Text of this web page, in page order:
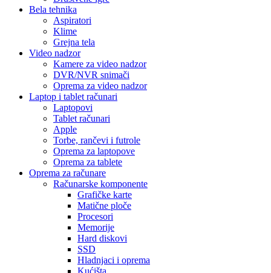
Bela tehnika
Aspiratori
Klime
Grejna tela
Video nadzor
Kamere za video nadzor
DVR/NVR snimači
Oprema za video nadzor
Laptop i tablet računari
Laptopovi
Tablet računari
Apple
Torbe, rančevi i futrole
Oprema za laptopove
Oprema za tablete
Oprema za računare
Računarske komponente
Grafičke karte
Matične ploče
Procesori
Memorije
Hard diskovi
SSD
Hladnjaci i oprema
Kućišta